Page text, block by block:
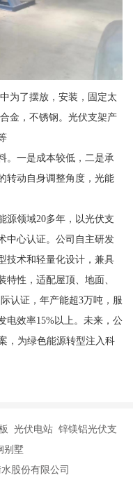
为了摆放，安装，固定太
金，不锈钢。光伏支架产
。一是成本较低，二是承
转动自身调整角度，光能
源领域20多年，以光伏支
中心认证。公司自主研发
技术和轻量化设计，兼具
性，适配屋顶、地面、
认证，年产能超3万吨，服
电效率15%以上。未来，公
，为绿色能源转型注入科
光伏电站 锌镁铝光伏支
别墅
股份有限公司